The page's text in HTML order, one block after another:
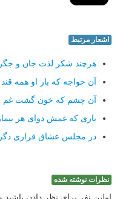
اشعار مرتبط
هرچند شکر لذت جان و
آن خواجه که بار او همه
آن چشم که خون گشت غم
یاری که غمش دوای هر
در مجلس عشاق قراری
نظرات نوشته شده